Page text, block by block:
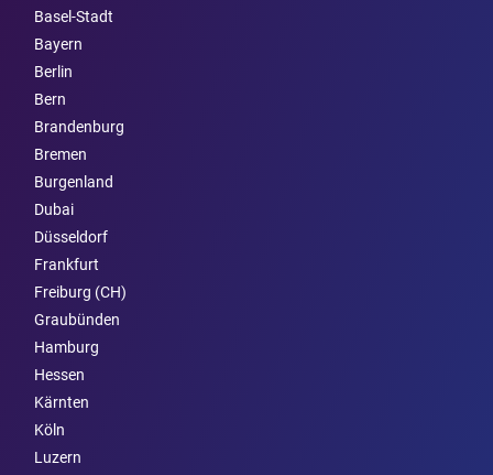
Basel-Stadt
Bayern
Berlin
Bern
Brandenburg
Bremen
Burgen­land
Dubai
Düsseldorf
Frankfurt
Freiburg (CH)
Graubünden
Hamburg
Hessen
Kärnten
Köln
Luzern